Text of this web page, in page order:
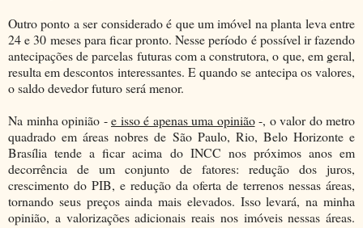
Outro ponto a ser considerado é que um imóvel na planta leva entre
24 e 30 meses para ficar pronto. Nesse período é possível ir fazendo
antecipações de parcelas futuras com a construtora, o que, em geral,
resulta em descontos interessantes. E quando se antecipa os valores,
o saldo devedor futuro será menor.
Na minha opinião -e isso é apenas uma opinião-, o valor do metro
quadrado em áreas nobres de São Paulo, Rio, Belo Horizonte e
Brasília tende a ficar acima do INCC nos próximos anos em
decorrência de um conjunto de fatores: redução dos juros,
crescimento do PIB, e redução da oferta de terrenos nessas áreas,
tornando seus preços ainda mais elevados. Isso levará, na minha
opinião, a valorizações adicionais reais nos imóveis nessas áreas.